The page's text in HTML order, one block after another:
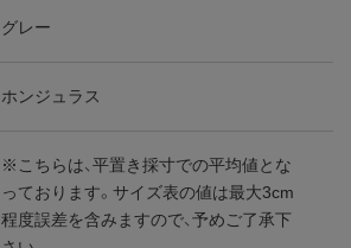
グレー
ホンジュラス
※こちらは、平置き採寸での平均値とな
っております。サイズ表の値は最大3cm
程度誤差を含みますので、予めご了承下